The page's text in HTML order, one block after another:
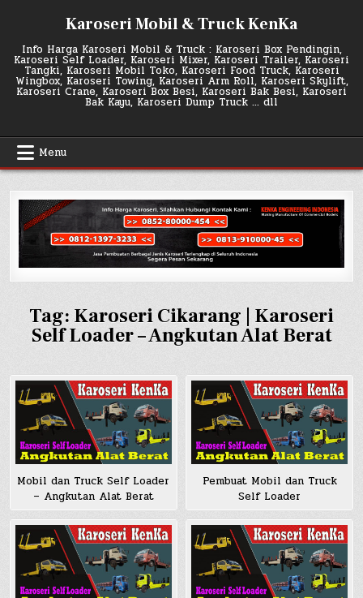
Karoseri Mobil & Truck KenKa
Info Harga Karoseri Mobil & Truck : Karoseri Box Pendingin,
Karoseri Self Loader, Karoseri Mixer, Karoseri Trailer, Karoseri
Tangki, Karoseri Mobil Toko, Karoseri Food Truck, Karoseri
Wingbox, Karoseri Towing, Karoseri Arm Roll, Karoseri Skylift,
Karoseri Crane, Karoseri Box Besi, Karoseri Bak Besi, Karoseri
Bak Kayu, Karoseri Dump Truck … dll
Menu
Tag: Karoseri Cikarang | Karoseri
Self Loader – Angkutan Alat Berat
Mobil dan Truck Self Loader
– Angkutan Alat Berat
Pembuat Mobil dan Truck
Self Loader